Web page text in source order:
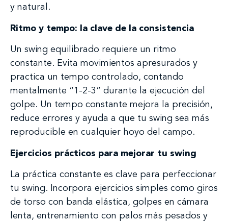
y natural.
Ritmo y tempo: la clave de la consistencia
Un swing equilibrado requiere un ritmo
constante. Evita movimientos apresurados y
practica un tempo controlado, contando
mentalmente “1-2-3” durante la ejecución del
golpe. Un tempo constante mejora la precisión,
reduce errores y ayuda a que tu swing sea más
reproducible en cualquier hoyo del campo.
Ejercicios prácticos para mejorar tu swing
La práctica constante es clave para perfeccionar
tu swing. Incorpora ejercicios simples como giros
de torso con banda elástica, golpes en cámara
lenta, entrenamiento con palos más pesados y